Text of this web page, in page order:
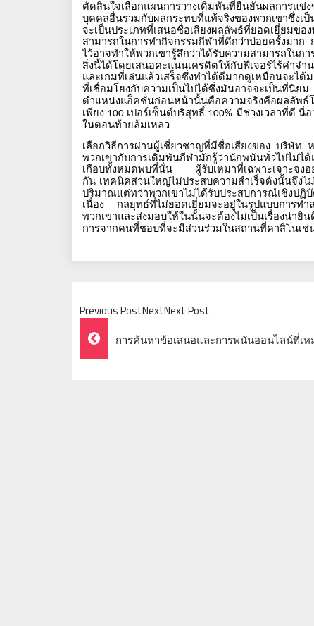
ตัดสินใจเลือกแผนการวางเดิมพันที่ยืนยันผลการแข่
บุคคลอื่นรวมกับผลกระทบที่แท้จริงของพวกเขาซึ่งเป็
จะเป็นประเภทที่เสนอชื่อเสียงผลลัพธ์ที่ยอดเยี่ยมข
สามารถในการทำกิจกรรมกีฬาที่ดีกว่าบ่อยครั้งมาก
ไว้อาจทำให้พวกเขารู้สึกว่าได้รับความสามารถในก
สิ่งนี้ได้โดยเสนอคะแนนเครดิตให้กับฟีเจอร์ไร้ค่าจ
และเกมที่เล่นแล้วเสร็จซึ่งทำได้ดีมากดูเหมือนจะได้
ที่เชื่อมโยงกับความเป็นไปได้ซึ่งมันอาจจะเป็นที่นิยม
ตำแหน่งแอ็คชั่นก่อนหน้านั้นคือความจริงคือผลลัพธ์
เพียง 100 เปอร์เซ็นต์บริสุทธิ์ 100% มีช่วงเวลาที่ดี นี่อ
ในตอนท้ายล้มเหลว
เลือกวิธีการผ่านผู้เชี่ยวชาญที่มีชื่อเสียงของ บริษัท
พวกเขากับการเดิมพันกีฬามักรู้ว่านักพนันทั่วไปไม่ไ
เกือบทั้งหมดพบที่นั่น
ผู้รับเหมาที่เฉพาะเจาะจ
กัน เทคนิคส่วนใหญ่ไม่ประสบความสำเร็จดังนั้นจึง
ปริมาณแต่ทว่าพวกเขาไม่ได้รับประสบการณ์เชิงปฏิ
เนื่อง
กลยุทธ์ที่ไม่ยอดเยี่ยมจะอยู่ในรูปแบบการทำ
พวกเขาและส่งมอบให้ในนั้นจะต้องไม่เป็นเรื่องน่ายิ
การจากคนที่ชอบที่จะมีส่วนร่วมในสถานที่คาสิโนเช่
Previous PostNextNext Post
Post
Navigation
การค้นหาข้อเสนอและการพนันออนไลน์ที่เ